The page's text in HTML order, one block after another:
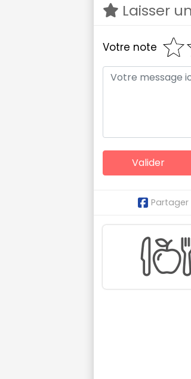
Laisser
Votre note
Partager